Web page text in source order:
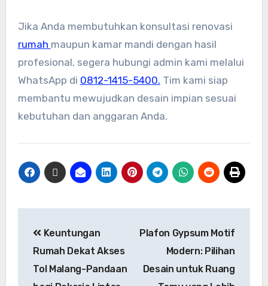
Jika Anda membutuhkan konsultasi renovasi
rumah maupun kamar mandi dengan hasil
profesional, segera hubungi admin kami melalui
WhatsApp di 0812-1415-5400. Tim kami siap
membantu mewujudkan desain impian sesuai
kebutuhan dan anggaran Anda.
Keuntungan
Rumah Dekat Akses
Tol Malang-Pandaan
Plafon Gypsum Motif
Modern: Pilihan
Desain untuk Ruang